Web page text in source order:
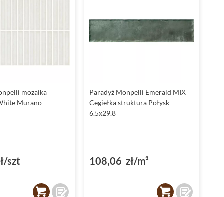
Paradyż Monpelli Mozaika: detal, który robi
używane do wyróżnienia wybranych obszarów w łazience,
kuchni czy na ścianie w salonie. To rozwiązanie, które dodaje
charakteru i elegancji każdemu wnętrzu, tworząc ciekawy
pełni funkcję dekoracyjnego akcentu.Paradyż Monpelli
który podkreśla styl całego pomieszczenia.
mozaika
Murano
szt
Paradyż Monpelli Emerald MIX
Cegiełka struktura Połysk
6.5x29.8
108,06 zł/m²